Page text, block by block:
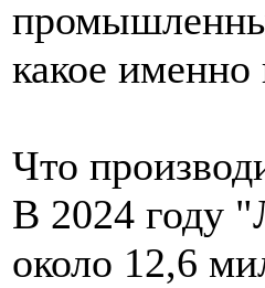
какое именно
Что
В 2024 году
около 12,6